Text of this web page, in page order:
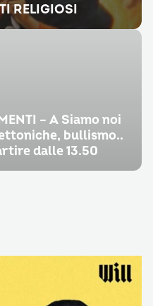
RELIGIOSI
– A Siamo noi
bullismo..
dalle 13.50